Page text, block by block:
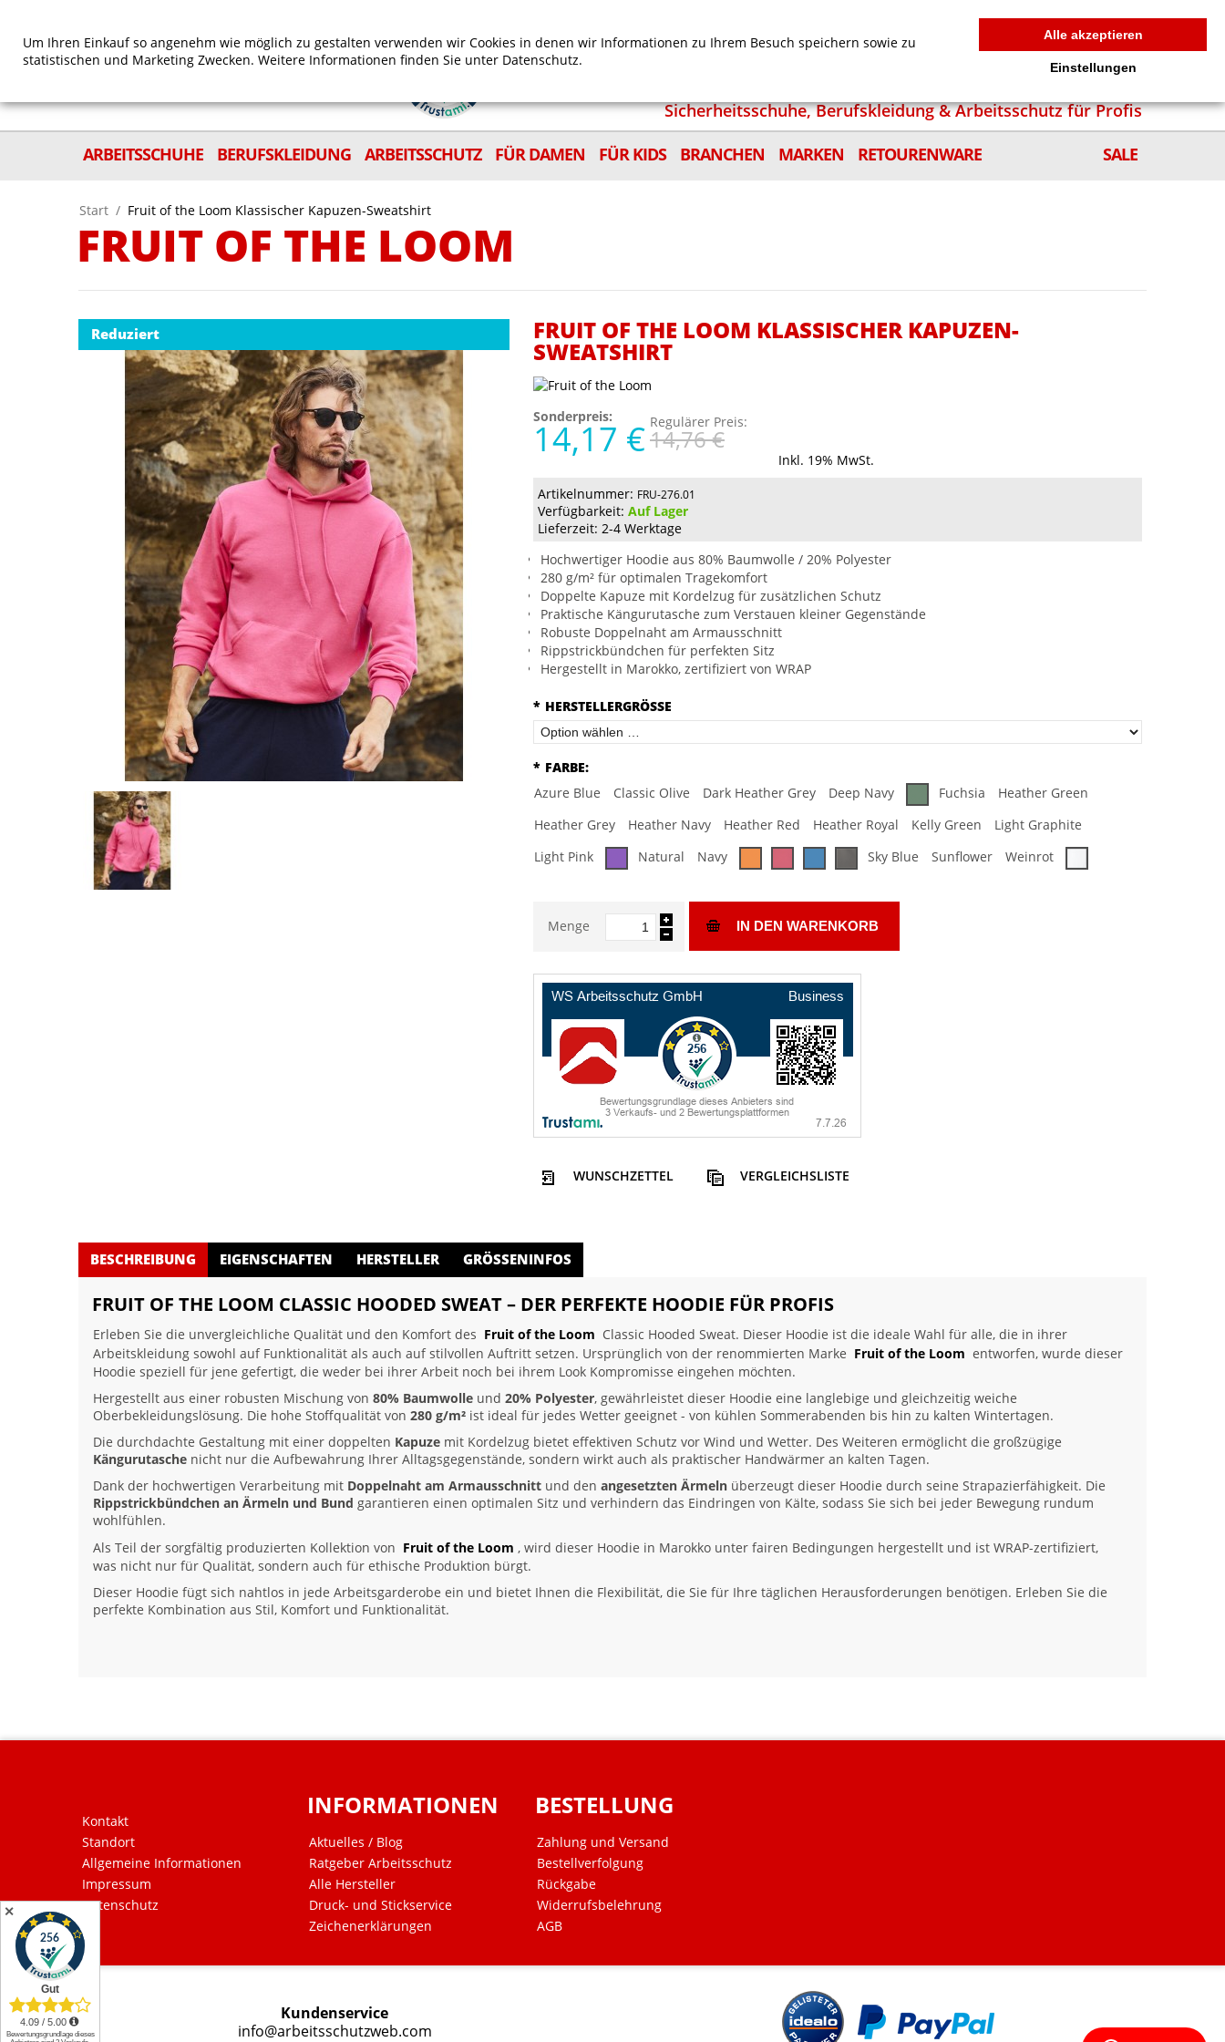
MEIN WARENKORB 0
Sicherheitsschuhe, Berufskleidung & Arbeitsschutz für Profis
ARBEITSSCHUHE
BERUFSKLEIDUNG ARBEITSSCHUTZ FÜR DAMEN FÜR KIDS BRANCHEN MARKEN RETOURENWARE SALE
Start / Fruit of the Loom Klassischer Kapuzen-Sweatshirt
FRUIT OF THE LOOM
Reduziert FRUIT OF THE LOOM KLASSISCHER KAPUZEN-
SWEATSHIRT
Sonderpreis:
14,17 € Regulärer Preis:
14,76 €
Inkl. 19% MwSt.
Artikelnummer: FRU-276.01
Verfügbarkeit: Auf Lager
Lieferzeit: 2-4 Werktage
Hochwertiger Hoodie aus 80% Baumwolle / 20% Polyester
280 g/m² für optimalen Tragekomfort
Doppelte Kapuze mit Kordelzug für zusätzlichen Schutz
Praktische Kängurutasche zum Verstauen kleiner Gegenstände
Robuste Doppelnaht am Armausschnitt
Rippstrickbündchen für perfekten Sitz
Hergestellt in Marokko, zertifiziert von WRAP
* HERSTELLERGRÖSSE
* FARBE:
Azure Blue
Classic Olive Dark Heather Grey Deep Navy Fuchsia
Heather Green
Heather Grey
Heather Navy Heather Red Heather Royal Kelly Green
Light Graphite
Light Pink
Natural Navy Sky Blue Sunflower Weinrot
Menge IN DEN WARENKORB
WUNSCHZETTEL VERGLEICHSLISTE
BESCHREIBUNG EIGENSCHAFTEN HERSTELLER GRÖSSENINFOS
FRUIT OF THE LOOM CLASSIC HOODED SWEAT – DER PERFEKTE HOODIE FÜR PROFIS
Erleben Sie die unvergleichliche Qualität und den Komfort des Fruit of the Loom Classic Hooded Sweat. Dieser Hoodie ist die ideale Wahl für alle, die in ihrer
Arbeitskleidung sowohl auf Funktionalität als auch auf stilvollen Auftritt setzen. Ursprünglich von der renommierten Marke Fruit of the Loom entworfen, wurde dieser
Hoodie speziell für jene gefertigt, die weder bei ihrer Arbeit noch bei ihrem Look Kompromisse eingehen möchten.
Hergestellt aus einer robusten Mischung von 80% Baumwolle und 20% Polyester, gewährleistet dieser Hoodie eine langlebige und gleichzeitig weiche
Oberbekleidungslösung. Die hohe Stoffqualität von 280 g/m² ist ideal für jedes Wetter geeignet - von kühlen Sommerabenden bis hin zu kalten Wintertagen.
Die durchdachte Gestaltung mit einer doppelten Kapuze mit Kordelzug bietet effektiven Schutz vor Wind und Wetter. Des Weiteren ermöglicht die großzügige
Kängurutasche nicht nur die Aufbewahrung Ihrer Alltagsgegenstände, sondern wirkt auch als praktischer Handwärmer an kalten Tagen.
Dank der hochwertigen Verarbeitung mit Doppelnaht am Armausschnitt und den angesetzten Ärmeln überzeugt dieser Hoodie durch seine Strapazierfähigkeit. Die
Rippstrickbündchen an Ärmeln und Bund garantieren einen optimalen Sitz und verhindern das Eindringen von Kälte, sodass Sie sich bei jeder Bewegung rundum
wohlfühlen.
Als Teil der sorgfältig produzierten Kollektion von Fruit of the Loom , wird dieser Hoodie in Marokko unter fairen Bedingungen hergestellt und ist WRAP-zertifiziert,
was nicht nur für Qualität, sondern auch für ethische Produktion bürgt.
Dieser Hoodie fügt sich nahtlos in jede Arbeitsgarderobe ein und bietet Ihnen die Flexibilität, die Sie für Ihre täglichen Herausforderungen benötigen. Erleben Sie die
perfekte Kombination aus Stil, Komfort und Funktionalität.
Kontakt
Standort
Allgemeine Informationen
Impressum
Datenschutz
INFORMATIONEN
Aktuelles / Blog
Ratgeber Arbeitsschutz
Alle Hersteller
Druck- und Stickservice
Zeichenerklärungen
BESTELLUNG
Zahlung und Versand
Bestellverfolgung
Rückgabe
Widerrufsbelehrung
AGB
Kundenservice
info@arbeitsschutzweb.com
✕
Um Ihren Einkauf so angenehm wie möglich zu gestalten verwenden wir Cookies in denen wir Informationen zu Ihrem Besuch speichern sowie zu
statistischen und Marketing Zwecken. Weitere Informationen finden Sie unter Datenschutz.
Alle akzeptieren
Einstellungen